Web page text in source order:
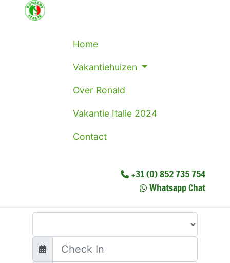
Home
Vakantiehuizen
Over Ronald
Vakantie Italie 2024
Contact
+31 (0) 852 735 754
Whatsapp Chat